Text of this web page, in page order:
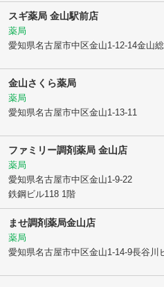
スギ薬局 金山駅前店
薬局
愛知県名古屋市中区金山1-12-14金山
金山さくら薬局
薬局
愛知県名古屋市中区金山1-13-11
ファミリー調剤薬局 金山店
薬局
愛知県名古屋市中区金山1-9-22
鉄鋼ビル118 1階
ませ調剤薬局金山店
薬局
愛知県名古屋市中区金山1-14-9長谷川